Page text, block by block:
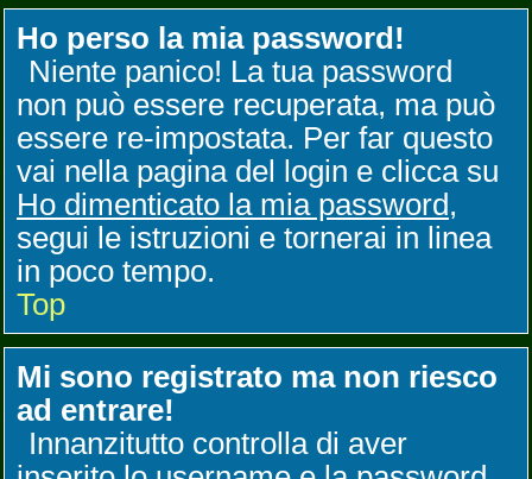
Ho perso la mia password!
Niente panico! La tua password
non può essere recuperata, ma può
essere re-impostata. Per far questo
vai nella pagina del login e clicca su
Ho dimenticato la mia password,
segui le istruzioni e tornerai in linea
in poco tempo.
Top
Mi sono registrato ma non riesco
ad entrare!
Innanzitutto controlla di aver